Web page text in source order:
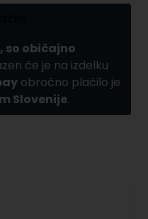
so običajno
če je na izdelku
obročno plačilo je
Slovenije.